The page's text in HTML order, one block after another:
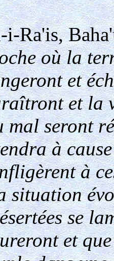
Ra'is,
où la
et
et la
mal seront
à
à
situation
se
et